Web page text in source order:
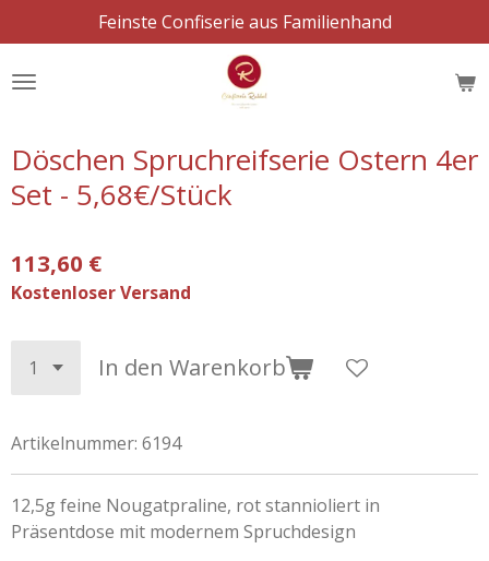
Hauptinhalt
springen
Feinste Confiserie aus Familienhand
Döschen Spruchreifserie Ostern 4er
Set - 5,68€/Stück
113,60 €
Kostenloser Versand
In den Warenkorb
Artikelnummer: 6194
12,5g feine Nougatpraline, rot stannioliert in
Präsentdose mit modernem Spruchdesign